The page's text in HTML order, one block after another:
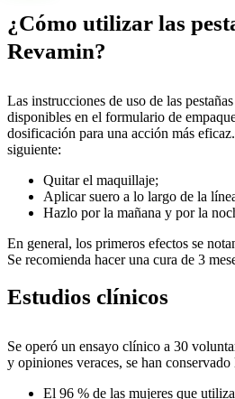
¿Cómo utilizar las
Revamin?
Las instrucciones de uso de las
disponibles en el formulario de
dosificación para una acción más
siguiente:
Quitar el maquillaje;
Aplicar suero a lo largo de la
Hazlo por la mañana y por la
En general, los primeros efectos se
Se recomienda hacer una cura de 3
Estudios clínicos
Se operó un ensayo clínico a 30
y opiniones veraces, se han conservado
El 96 % de las mujeres que